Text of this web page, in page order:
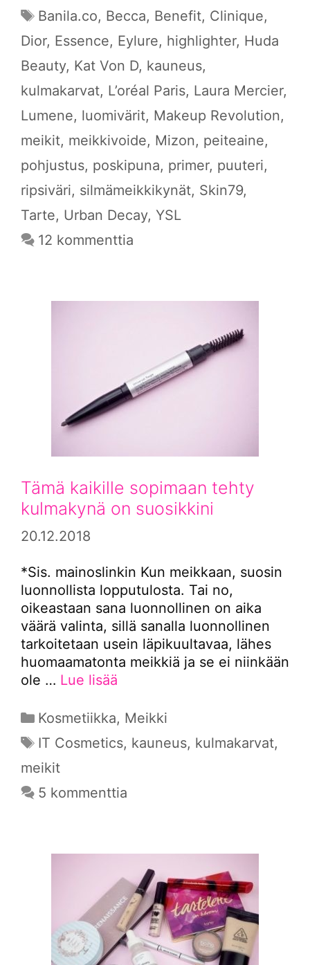
Avainsanat
Banila.co, Becca, Benefit, Clinique,
Dior, Essence, Eylure, highlighter, Huda
Beauty, Kat Von D, kauneus,
kulmakarvat, L’oréal Paris, Laura Mercier,
Lumene, luomivärit, Makeup Revolution,
meikit, meikkivoide, Mizon, peiteaine,
pohjustus, poskipuna, primer, puuteri,
ripsiväri, silmämeikkikynät, Skin79,
Tarte, Urban Decay, YSL
12 kommenttia
Tämä kaikille sopimaan tehty
kulmakynä on suosikkini
20.12.2018
*Sis. mainoslinkin Kun meikkaan, suosin
luonnollista lopputulosta. Tai no,
oikeastaan sana luonnollinen on aika
väärä valinta, sillä sanalla luonnollinen
tarkoitetaan usein läpikuultavaa, lähes
huomaamatonta meikkiä ja se ei niinkään
ole … Lue lisää
Kategoriat
Kosmetiikka, Meikki
Avainsanat
IT Cosmetics, kauneus, kulmakarvat,
meikit
5 kommenttia